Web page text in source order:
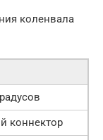
коленвала
коннектор